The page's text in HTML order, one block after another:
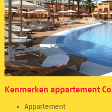
Kenmerken appartement
Appartement